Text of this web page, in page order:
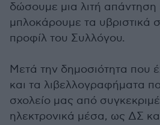
δώσουμε μια λιτή απάντηση
μπλοκάρουμε τα υβριστικά
προφίλ του Συλλόγου.
Μετά την δημοσιότητα που
και τα λιβελλογραφήματα
σχολείο μας από
ηλεκτρονικά μέσα, ως ΔΣ